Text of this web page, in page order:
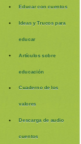
Educar con cuentos
Ideas y Trucos para
educar
Artículos sobre
educación
Cuaderno de los
valores
Descarga de audio
cuentos